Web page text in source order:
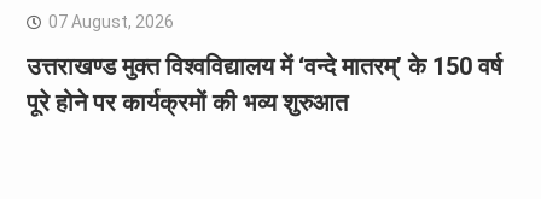
07 August, 2026
उत्तराखण्ड मुक्त विश्वविद्यालय में ‘वन्दे मातरम्’ के 150 वर्ष
पूरे होने पर कार्यक्रमों की भव्य शुरुआत